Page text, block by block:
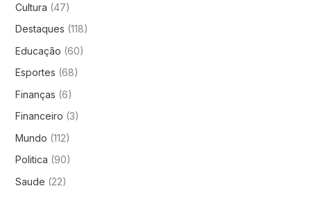
Cultura (47)
Destaques (118)
Educação (60)
Esportes (68)
Finanças (6)
Financeiro (3)
Mundo (112)
Politica (90)
Saude (22)